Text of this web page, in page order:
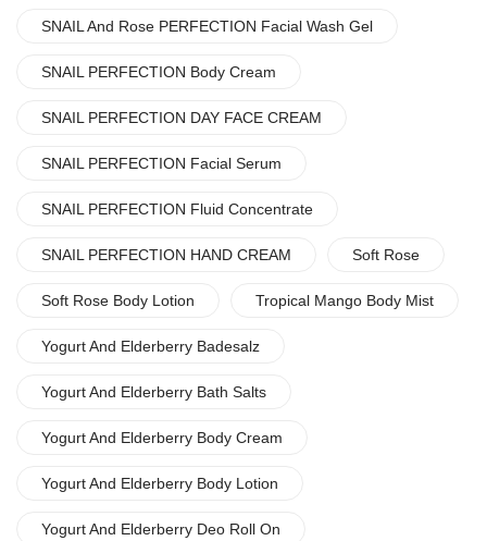
SNAIL And Rose PERFECTION Facial Wash Gel
SNAIL PERFECTION Body Cream
SNAIL PERFECTION DAY FACE CREAM
SNAIL PERFECTION Facial Serum
SNAIL PERFECTION Fluid Concentrate
SNAIL PERFECTION HAND CREAM Soft Rose
Soft Rose Body Lotion Tropical Mango Body Mist
Yogurt And Elderberry Badesalz
Yogurt And Elderberry Bath Salts
Yogurt And Elderberry Body Cream
Yogurt And Elderberry Body Lotion
Yogurt And Elderberry Deo Roll On